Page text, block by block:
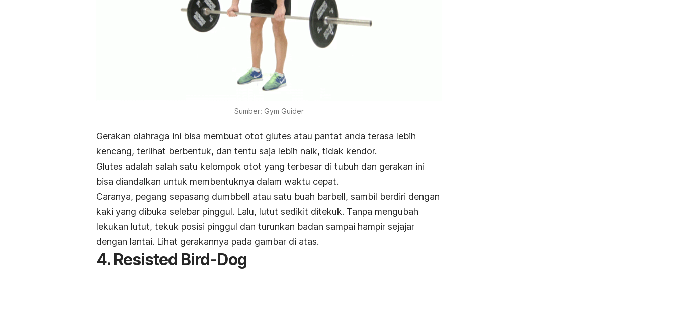
Sumber: Gym Guider
Gerakan olahraga ini bisa membuat otot glutes atau pantat anda terasa lebih
kencang, terlihat berbentuk, dan tentu saja lebih naik, tidak kendor.
Glutes adalah salah satu kelompok otot yang terbesar di tubuh dan gerakan ini
bisa diandalkan untuk membentuknya dalam waktu cepat.
Caranya, pegang sepasang dumbbell atau satu buah barbell, sambil berdiri dengan
kaki yang dibuka selebar pinggul. Lalu, lutut sedikit ditekuk. Tanpa mengubah
lekukan lutut, tekuk posisi pinggul dan turunkan badan sampai hampir sejajar
dengan lantai. Lihat gerakannya pada gambar di atas.
4. Resisted Bird-Dog